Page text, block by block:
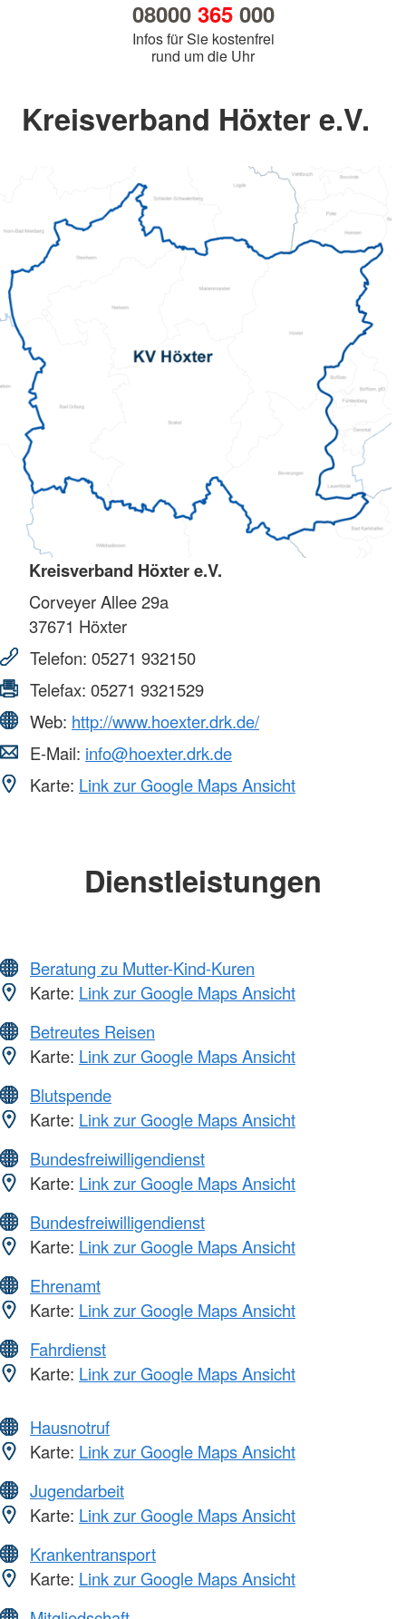
08000 365000
Infos für Sie kostenfrei
rund um die Uhr
Kreisverband Höxter e.V.
Kreisverband Höxter e.V.
Corveyer Allee 29a
37671 Höxter
Telefon: 05271 932150
Telefax: 05271 9321529
Web: http://www.hoexter.drk.de/
E-Mail: info@hoexter.drk.de
Karte: Link zur Google Maps Ansicht
Dienstleistungen
Beratung zu Mutter-Kind-Kuren
Karte: Link zur Google Maps Ansicht
Betreutes Reisen
Karte: Link zur Google Maps Ansicht
Blutspende
Karte: Link zur Google Maps Ansicht
Bundesfreiwilligendienst
Karte: Link zur Google Maps Ansicht
Bundesfreiwilligendienst
Karte: Link zur Google Maps Ansicht
Ehrenamt
Karte: Link zur Google Maps Ansicht
Fahrdienst
Karte: Link zur Google Maps Ansicht
Hausnotruf
Karte: Link zur Google Maps Ansicht
Jugendarbeit
Karte: Link zur Google Maps Ansicht
Krankentransport
Karte: Link zur Google Maps Ansicht